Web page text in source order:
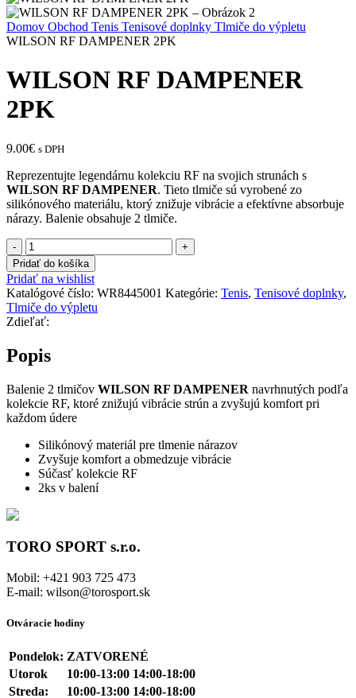
Domov Obchod Tenis Tenisové doplnky Tlmiče do výpletu
WILSON RF DAMPENER 2PK
WILSON RF DAMPENER
2PK
9.00€ s DPH
Reprezentujte legendárnu kolekciu RF na svojich strunách s
WILSON RF DAMPENER. Tieto tlmiče sú vyrobené zo
silikónového materiálu, ktorý znižuje vibrácie a efektívne absorbuje
nárazy. Balenie obsahuje 2 tlmiče.
množstvo
WILSON
RF
DAMPENER
2PK
Pridať do košíka
Pridať na wishlist
Katalógové číslo: WR8445001 Kategórie: Tenis, Tenisové doplnky,
Tlmiče do výpletu
Zdieľať:
Popis
Balenie 2 tlmičov WILSON RF DAMPENER navrhnutých podľa
kolekcie RF, ktoré znižujú vibrácie strún a zvyšujú komfort pri
každom údere
Silikónový materiál pre tlmenie nárazov
Zvyšuje komfort a obmedzuje vibrácie
Súčasť kolekcie RF
2ks v balení
TORO SPORT s.r.o.
Mobil: +421 903 725 473
E-mail: wilson@torosport.sk
Otváracie hodiny
Pondelok: ZATVORENÉ
Utorok
10:00-13:00 14:00-18:00
Streda:
10:00-13:00 14:00-18:00